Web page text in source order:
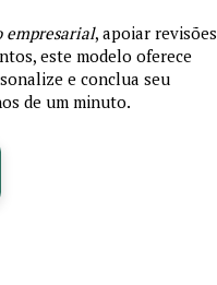
empresarial, apoiar revisões
este modelo oferece
e conclua seu
de um minuto.